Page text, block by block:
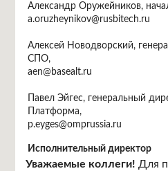
Александр Оружейников,
a.oruzheynikov@rusbitech.ru
Алексей Новодворский,
СПО,
aen@basealt.ru
Павел Эйгес, генеральный
Платформа,
p.eyges@omprussia.ru
Исполнительный директор
Анна Новомлинская,
Уважаемые коллеги! Для